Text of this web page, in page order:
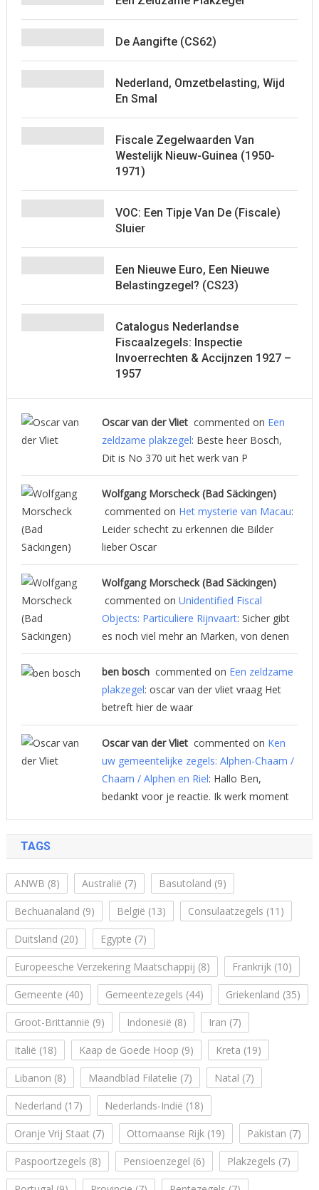
De Aangifte (CS62)
Nederland, Omzetbelasting, Wijd
En Smal
Fiscale Zegelwaarden Van
Westelijk Nieuw-Guinea (1950-
1971)
VOC: Een Tipje Van De (fiscale)
Sluier
Een Nieuwe Euro, Een Nieuwe
Belastingzegel? (CS23)
Catalogus Nederlandse
Fiscaalzegels: Inspectie
Invoerrechten & Accijnzen 1927 –
1957
Oscar van der Vlietcommented on Een
zeldzame plakzegel: Beste heer Bosch,
Dit is No 370 uit het werk van P
Wolfgang Morscheck (Bad Säckingen)
commented on Het mysterie van Macau:
Leider schecht zu erkennen die Bilder
lieber Oscar
Wolfgang Morscheck (Bad Säckingen)
commented on Unidentified Fiscal
Objects: Particuliere Rijnvaart: Sicher gibt
es noch viel mehr an Marken, von denen
ben boschcommented on Een zeldzame
plakzegel: oscar van der vliet vraag Het
betreft hier de waar
Oscar van der Vlietcommented on Ken
uw gemeentelijke zegels: Alphen-Chaam /
Chaam / Alphen en Riel: Hallo Ben,
bedankt voor je reactie. Ik werk moment
TAGS
ANWB (8) Australië (7) Basutoland (9)
Bechuanaland (9) België (13) Consulaatzegels (11)
Duitsland (20) Egypte (7)
Europeesche Verzekering Maatschappij (8) Frankrijk(10)
Gemeente (40) Gemeentezegels (44) Griekenland (35)
Groot-Brittannië (9) Indonesië (8) Iran (7)
Italië (18) Kaap de Goede Hoop (9) Kreta (19)
Libanon (8) Maandblad Filatelie (7) Natal (7)
Nederland (17) Nederlands-Indië (18)
Oranje Vrij Staat (7) Ottomaanse Rijk(19) Pakistan (7)
Paspoortzegels (8) Pensioenzegel (6) Plakzegels (7)